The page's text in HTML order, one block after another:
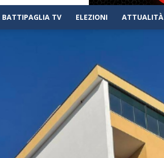
BATTIPAGLIA TV ELEZIONI ATTUALITÀ